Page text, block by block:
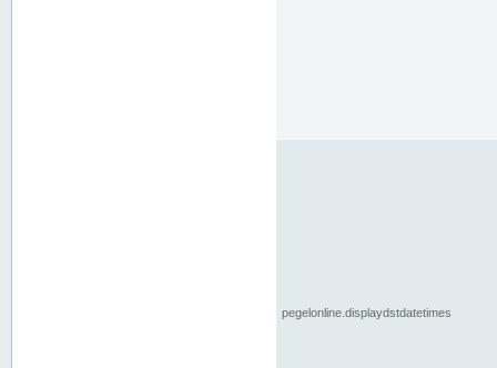
pegelonline.displaydstdatetimes